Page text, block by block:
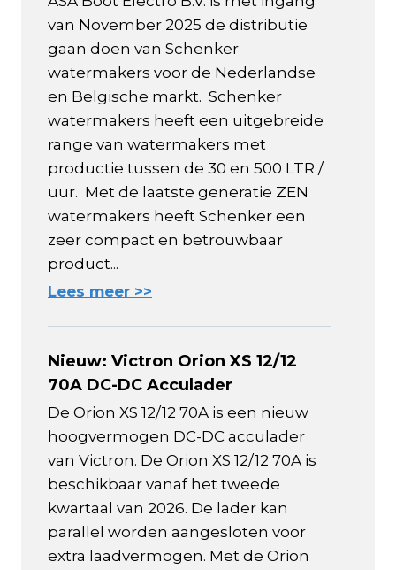
van November 2025 de distributie
gaan doen van Schenker
watermakers voor de Nederlandse
en Belgische markt. Schenker
watermakers heeft een uitgebreide
range van watermakers met
productie tussen de 30 en 500 LTR /
uur. Met de laatste generatie ZEN
watermakers heeft Schenker een
zeer compact en betrouwbaar
product...
Lees meer >>
Nieuw: Victron Orion XS 12/12
70A DC-DC Acculader
De Orion XS 12/12 70A is een nieuw
hoogvermogen DC-DC acculader
van Victron. De Orion XS 12/12 70A is
beschikbaar vanaf het tweede
kwartaal van 2026. De lader kan
parallel worden aangesloten voor
extra laadvermogen. Met de Orion